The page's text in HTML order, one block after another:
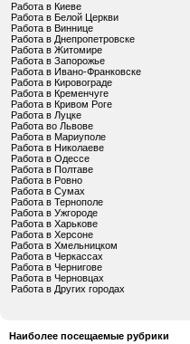
Работа в Киеве
Работа в Белой Церкви
Работа в Виннице
Работа в Днепропетровске
Работа в Житомире
Работа в Запорожье
Работа в Ивано-Франковске
Работа в Кировограде
Работа в Кременчуге
Работа в Кривом Роге
Работа в Луцке
Работа во Львове
Работа в Мариуполе
Работа в Николаеве
Работа в Одессе
Работа в Полтаве
Работа в Ровно
Работа в Сумах
Работа в Тернополе
Работа в Ужгороде
Работа в Харькове
Работа в Херсоне
Работа в Хмельницком
Работа в Черкассах
Работа в Чернигове
Работа в Черновцах
Работа в Других городах
Наиболее посещаемые рубрики